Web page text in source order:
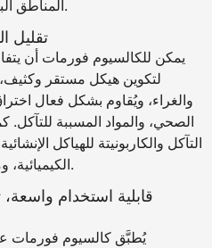
المناطق الباردة، ويرفع من استقرار الهيكل.
تقليل النفاذية وتعزيز مقاومة التآكل
يمكن للكالسيوم فورمات أن
لتكوين هيكل مستقر وكثيف،
والغراء، ويُقاوم بشكل فعال
الصحي، والمواد المسببة
التآكل والكاربونيتة للهياكل
الكيميائية، ومشاريع الصرف الصحي الخاصة.
قابلية استخدام
يُطبَّق كالسيوم فورمات